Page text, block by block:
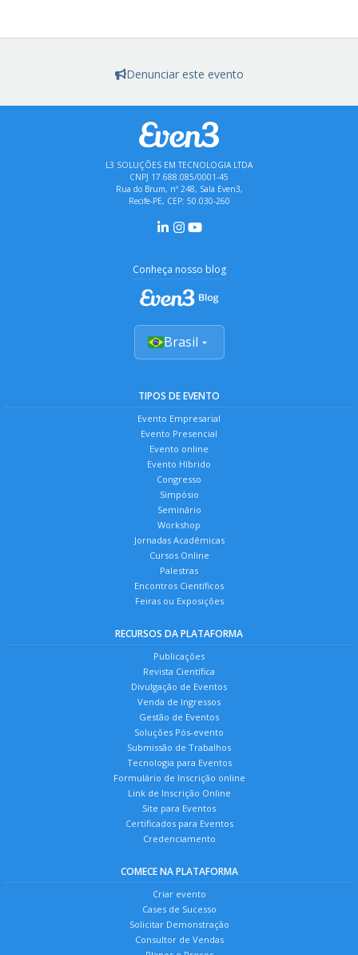
Denunciar este evento
L3 SOLUÇÕES EM TECNOLOGIA LTDA
CNPJ 17.688.085/0001-45
Rua do Brum, nº 248, Sala Even3,
Recife-PE, CEP: 50.030-260
Conheça nosso blog
Brasil
TIPOS DE EVENTO
Evento Empresarial
Evento Presencial
Evento online
Evento Híbrido
Congresso
Simpósio
Seminário
Workshop
Jornadas Acadêmicas
Cursos Online
Palestras
Encontros Científicos
Feiras ou Exposições
RECURSOS DA PLATAFORMA
Publicações
Revista Científica
Divulgação de Eventos
Venda de Ingressos
Gestão de Eventos
Soluções Pós-evento
Submissão de Trabalhos
Tecnologia para Eventos
Formulário de Inscrição online
Link de Inscrição Online
Site para Eventos
Certificados para Eventos
Credenciamento
COMECE NA PLATAFORMA
Criar evento
Cases de Sucesso
Solicitar Demonstração
Consultor de Vendas